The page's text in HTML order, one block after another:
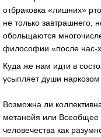
отбраковка «лишних»
не только завтрашнего,
обольщаются
философии «после нас-
Куда же нам идти в
усыпляет души
Возможна ли
метанойя или
человечества как